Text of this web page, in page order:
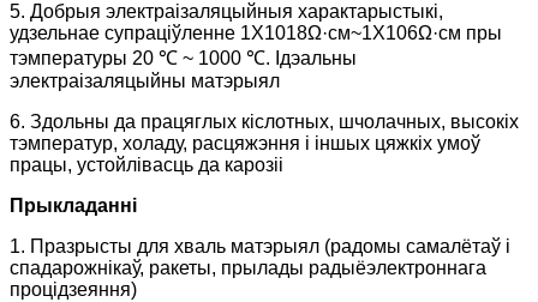
5. Добрыя электраізаляцыйныя характарыстыкі,
удзельнае супраціўленне 1X1018Ω·см~1X106Ω·см пры
тэмпературы 20 ℃ ~ 1000 ℃. Ідэальны
электраізаляцыйны матэрыял
6. Здольны да працяглых кіслотных, шчолачных, высокіх
тэмператур, холаду, расцяжэння і іншых цяжкіх умоў
працы, устойлівасць да карозіі
Прыкладанні
1. Празрысты для хваль матэрыял (радомы самалётаў і
спадарожнікаў, ракеты, прылады радыёэлектроннага
процідзеяння)